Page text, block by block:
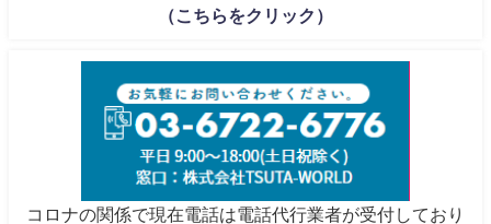
（こちらをクリック）
コロナの関係で現在電話は電話代行業者が受付しており